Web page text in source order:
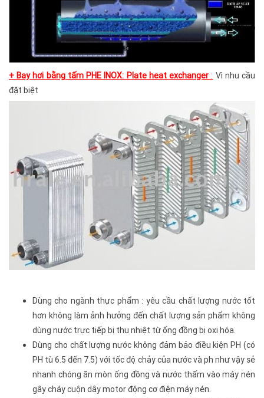
+ Bay hơi bằng tấm PHE INOX: Plate heat exchanger: Vì nhu cầu
đặt biệt
Dùng cho ngành thực phẩm : yêu cầu chất lượng nước tốt
hơn không làm ảnh hưởng đến chất lượng sản phẩm không
dùng nước trực tiếp bị thu nhiệt từ ống đồng bị oxi hóa.
Dùng cho chất lượng nước không đảm bảo điều kiện PH (có
PH tù 6.5 đến 7.5) với tốc độ chảy của nước và ph như vậy sẻ
nhanh chóng ăn mòn ống đồng và nước thấm vào máy nén
gây cháy cuộn dây motor động cơ điện máy nén.